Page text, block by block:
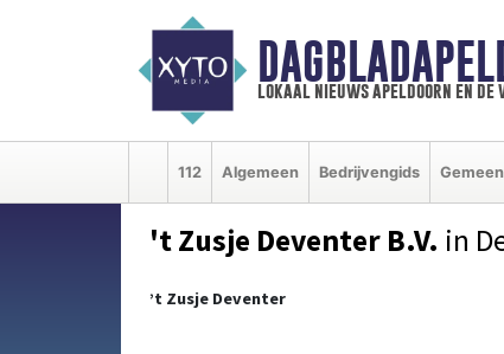
lokaal nieuws apeldoorn en de
112 Algemeen Bedrijvengids
't Zusje Deventer B.V. in
’t Zusje Deventer